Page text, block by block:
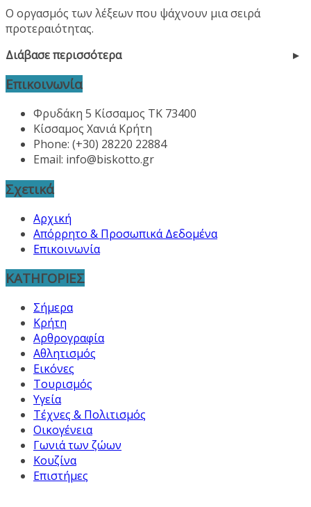
Ο οργασμός των λέξεων που ψάχνουν μια σειρά
προτεραιότητας.
Διάβασε περισσότερα
Επικοινωνία
Φρυδάκη 5 Κίσσαμος ΤΚ 73400
Κίσσαμος Χανιά Κρήτη
Phone: (+30) 28220 22884
Email: info@biskotto.gr
Σχετικά
Αρχική
Απόρρητο & Προσωπικά Δεδομένα
Επικοινωνία
ΚΑΤΗΓΟΡΙΕΣ
Σήμερα
Κρήτη
Αρθρογραφία
Αθλητισμός
Εικόνες
Τουρισμός
Υγεία
Τέχνες & Πολιτισμός
Οικογένεια
Γωνιά των ζώων
Κουζίνα
Επιστήμες